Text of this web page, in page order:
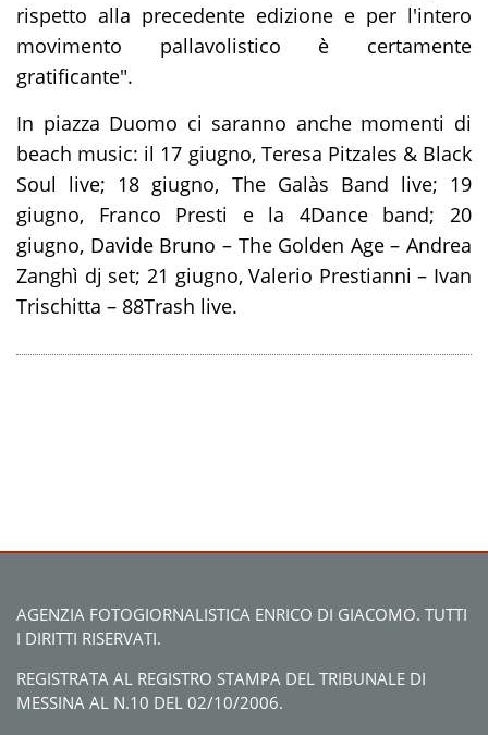
rispetto alla precedente edizione e per l'intero
movimento pallavolistico è certamente
gratificante".
In piazza Duomo ci saranno anche momenti di
beach music: il 17 giugno, Teresa Pitzales & Black
Soul live; 18 giugno, The Galàs Band live; 19
giugno, Franco Presti e la 4Dance band; 20
giugno, Davide Bruno – The Golden Age – Andrea
Zanghì dj set; 21 giugno, Valerio Prestianni – Ivan
Trischitta – 88Trash live.
AGENZIA FOTOGIORNALISTICA ENRICO DI GIACOMO. TUTTI
I DIRITTI RISERVATI.
REGISTRATA AL REGISTRO STAMPA DEL TRIBUNALE DI
MESSINA AL N.10 DEL 02/10/2006.